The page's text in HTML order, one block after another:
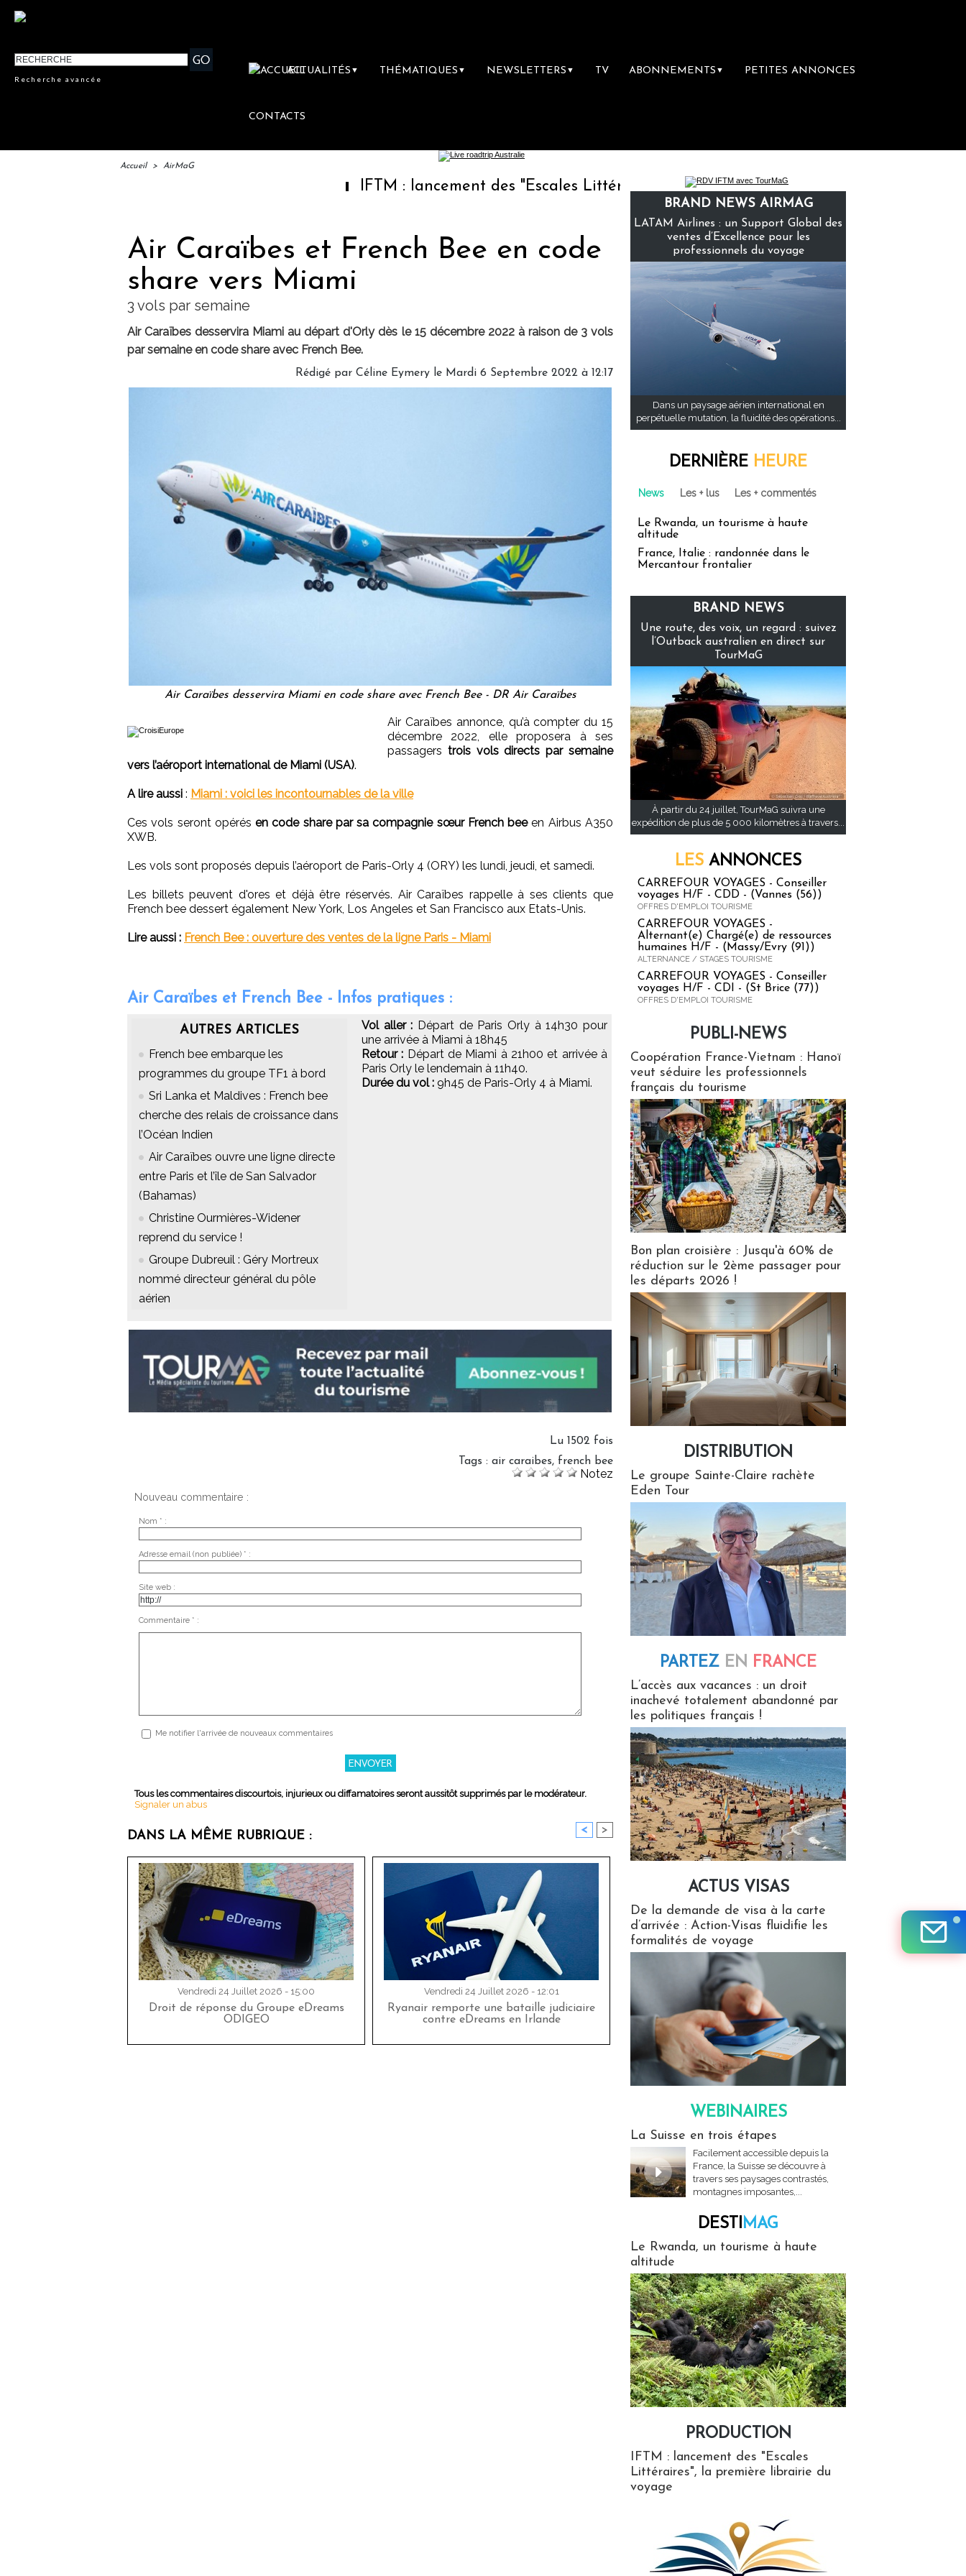
Recherche avancée
ACTUALITÉS ▼ THÉMATIQUES ▼ NEWSLETTERS ▼ TV ABONNEMENTS ▼ PETITES ANNONCES
CONTACTS
Accueil > AirMaG
IFTM : lancement des "Escales Littéraires", la première librairie du voyage
Air Caraïbes et French Bee en code
share vers Miami
3 vols par semaine
Air Caraïbes desservira Miami au départ d'Orly dès le 15 décembre 2022 à raison de 3 vols
par semaine en code share avec French Bee.
Rédigé par Céline Eymery le Mardi 6 Septembre 2022 à 12:17
Air Caraïbes desservira Miami en code share avec French Bee - DR Air Caraïbes
Air Caraïbes annonce, qu’à compter du 15
décembre 2022, elle proposera à ses
passagers trois vols directs par semaine
vers l’aéroport international de Miami (USA).
A lire aussi : Miami : voici les incontournables de la ville
Ces vols seront opérésen code share par sa compagnie sœur French beeen Airbus A350
XWB.
Les vols sont proposés depuis l’aéroport de Paris-Orly 4 (ORY) les lundi, jeudi, et samedi.
Les billets peuvent d'ores et déjà être réservés. Air Caraïbes rappelle à ses clients que
French bee dessert également New York, Los Angeles et San Francisco aux Etats-Unis.
Lire aussi : French Bee : ouverture des ventes de la ligne Paris - Miami
Air Caraïbes et French Bee - Infos pratiques :
AUTRES ARTICLES
French bee embarque les
programmes du groupe TF1 à bord
Sri Lanka et Maldives : French bee
cherche des relais de croissance dans
l’Océan Indien
Air Caraïbes ouvre une ligne directe
entre Paris et l’île de San Salvador
(Bahamas)
Christine Ourmières-Widener
reprend du service !
Groupe Dubreuil : Géry Mortreux
nommé directeur général du pôle
aérien
Vol aller : Départ de Paris Orly à 14h30 pour
une arrivée à Miami à 18h45
Retour : Départ de Miami à 21h00 et arrivée à
Paris Orly le lendemain à 11h40.
Durée du vol : 9h45 de Paris-Orly 4 à Miami.
Lu 1502 fois
Tags : air caraibes, french bee
Notez
Nouveau commentaire :
Nom * :
Adresse email (non publiée) * :
Site web :
Commentaire * :
Me notifier l'arrivée de nouveaux commentaires
Tous les commentaires discourtois, injurieux ou diffamatoires seront aussitôt supprimés par le modérateur.
Signaler un abus
DANS LA MÊME RUBRIQUE : < >
Vendredi 24 Juillet 2026 - 15:00
Droit de réponse du Groupe eDreams
ODIGEO
Vendredi 24 Juillet 2026 - 12:01
Ryanair remporte une bataille judiciaire
contre eDreams en Irlande
BRAND NEWS AIRMAG
LATAM Airlines : un Support Global des
ventes d’Excellence pour les
professionnels du voyage
Dans un paysage aérien international en
perpétuelle mutation, la fluidité des opérations...
DERNIÈRE HEURE
News Les + lus Les + commentés
Le Rwanda, un tourisme à haute
altitude
France, Italie : randonnée dans le
Mercantour frontalier
BRAND NEWS
Une route, des voix, un regard : suivez
l’Outback australien en direct sur
TourMaG
À partir du 24 juillet, TourMaG suivra une
expédition de plus de 5 000 kilomètres à travers...
LES ANNONCES
CARREFOUR VOYAGES - Conseiller
voyages H/F - CDD - (Vannes (56))
OFFRES D'EMPLOI TOURISME
CARREFOUR VOYAGES -
Alternant(e) Chargé(e) de ressources
humaines H/F - (Massy/Evry (91))
ALTERNANCE / STAGES TOURISME
CARREFOUR VOYAGES - Conseiller
voyages H/F - CDI - (St Brice (77))
OFFRES D'EMPLOI TOURISME
PUBLI-NEWS
Coopération France-Vietnam : Hanoï
veut séduire les professionnels
français du tourisme
Bon plan croisière : Jusqu'à 60% de
réduction sur le 2ème passager pour
les départs 2026 !
DISTRIBUTION
Le groupe Sainte-Claire rachète
Eden Tour
PARTEZ EN FRANCE
L’accès aux vacances : un droit
inachevé totalement abandonné par
les politiques français !
ACTUS VISAS
De la demande de visa à la carte
d’arrivée : Action-Visas fluidifie les
formalités de voyage
WEBINAIRES
La Suisse en trois étapes
Facilement accessible depuis la
France, la Suisse se découvre à
travers ses paysages contrastés,
montagnes imposantes,...
DESTIMAG
Le Rwanda, un tourisme à haute
altitude
PRODUCTION
IFTM : lancement des "Escales
Littéraires", la première librairie du
voyage